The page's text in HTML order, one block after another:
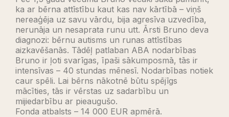
ka ar bērna attīstību kaut kas nav kārtībā – viņš
nereaģēja uz savu vārdu, bija agresīva uzvedība,
nerunāja un nesaprata runu utt. Ārsti Bruno deva
diagnozi: bērnu autisms un runas attīstības
aizkavēšanās. Tādēļ patlaban ABA nodarbības
Bruno ir ļoti svarīgas, īpaši sākumposmā, tās ir
intensīvas – 40 stundas mēnesī. Nodarbības notiek
caur spēli. Lai bērns nākotnē būtu spējīgs
mācīties, tās ir vērstas uz sadarbību un
mijiedarbību ar pieaugušo.
Fonda atbalsts – 14 000 EUR apmērā.